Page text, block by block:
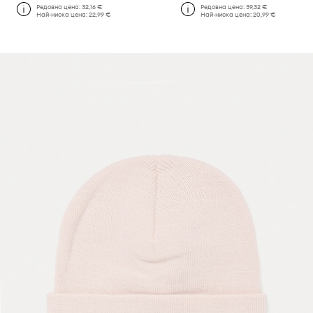
Редовна цена:32,16 €
Най-ниска цена:22,99 €
Редовна цена: 39,32 €
Най-ниска цена: 20,99 €